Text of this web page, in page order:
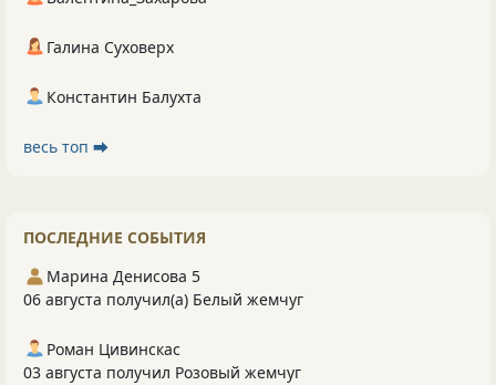
Галина Суховерх
Константин Балухта
весь топ ⮕
ПОСЛЕДНИЕ СОБЫТИЯ
Марина Денисова 5
06 августа получил(а) Белый жемчуг
Роман Цивинскас
03 августа получил Розовый жемчуг